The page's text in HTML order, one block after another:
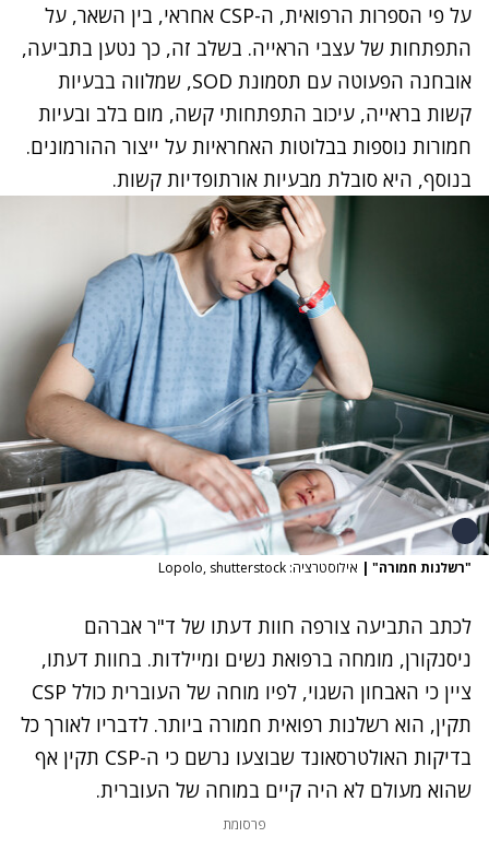
על פי הספרות הרפואית, ה-CSP אחראי, בין השאר, על
התפתחות של עצבי הראייה. בשלב זה, כך נטען בתביעה,
אובחנה הפעוטה עם תסמונת SOD, שמלווה בבעיות
קשות בראייה, עיכוב התפתחותי קשה, מום בלב ובעיות
חמורות נוספות בבלוטות האחראיות על ייצור ההורמונים.
בנוסף, היא סובלת מבעיות אורתופדיות קשות.
"רשלנות חמורה" | אילוסטרציה: Lopolo, shutterstock
לכתב התביעה צורפה חוות דעתו של ד"ר אברהם
ניסנקורן, מומחה ברפואת נשים ומיילדות. בחוות דעתו,
ציין כי האבחון השגוי, לפיו מוחה של העוברית כולל CSP
תקין, הוא רשלנות רפואית חמורה ביותר. לדבריו לאורך כל
בדיקות האולטרסאונד שבוצעו נרשם כי ה-CSP תקין אף
שהוא מעולם לא היה קיים במוחה של העוברית.
פרסומת